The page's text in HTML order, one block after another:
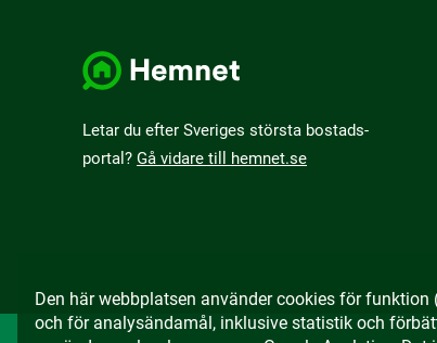
Letar du efter Sveriges största bostads­
portal? Gå vidare till hemnet.se
Den här webbplatsen använder cookies för
och för analysändamål, inklusive statistik och